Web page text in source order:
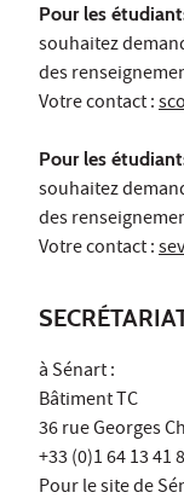
Pour les
souhaitez
des
Votre contact :
Pour les
souhaitez
des
Votre contact :
à Sénart :
Bâtiment TC
36 rue Georges
+33 (0)1 64 13 41
Pour le site de